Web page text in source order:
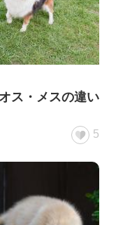
ス・メスの違い
5